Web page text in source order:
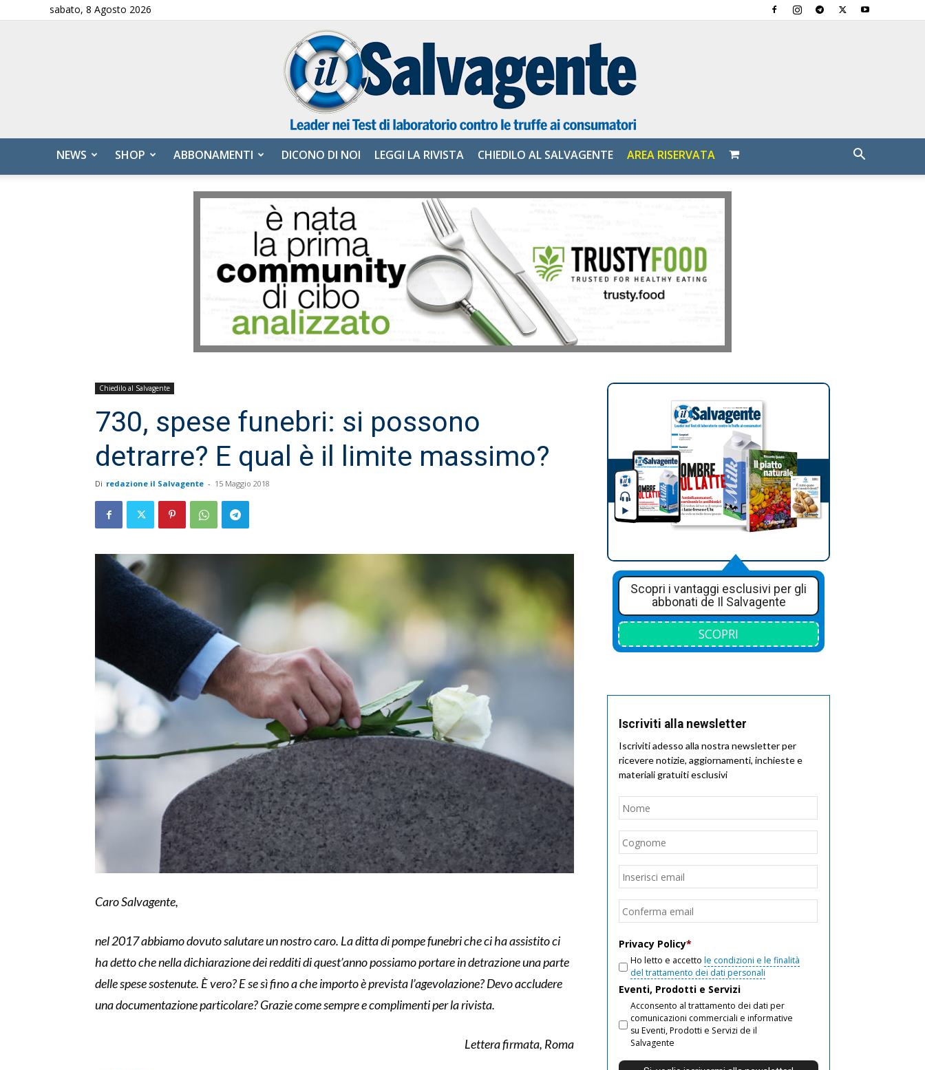
sabato, 8 Agosto 2026
Salvagente
NEWS SHOP ABBONAMENTI DICONO DI NOI LEGGI LA RIVISTA CHIEDILO AL SALVAGENTE AREA RISERVATA
Chiedilo al Salvagente
730, spese funebri: si possono
detrarre? E qual è il limite massimo?
Di redazione il Salvagente - 15 Maggio 2018
Caro Salvagente,
nel 2017 abbiamo dovuto salutare un nostro caro. La ditta di pompe funebri che ci ha assistito ci
ha detto che nella dichiarazione dei redditi di quest’anno possiamo portare in detrazione una parte
delle spese sostenute. È vero? E se sì fino a che importo è prevista l’agevolazione? Devo accludere
una documentazione particolare? Grazie come sempre e complimenti per la rivista.
Lettera firmata, Roma
Scopri i vantaggi esclusivi per gli
abbonati de Il Salvagente
SCOPRI
Iscriviti alla newsletter
Iscriviti adesso alla nostra newsletter per
ricevere notizie, aggiornamenti, inchieste e
materiali gratuiti esclusivi
Nome
Email
Privacy Policy*
Ho letto e accetto le condizioni e le finalità
del trattamento dei dati personali
Eventi, Prodotti e Servizi
Acconsento al trattamento dei dati per
comunicazioni commerciali e informative
su Eventi, Prodotti e Servizi de il
Salvagente